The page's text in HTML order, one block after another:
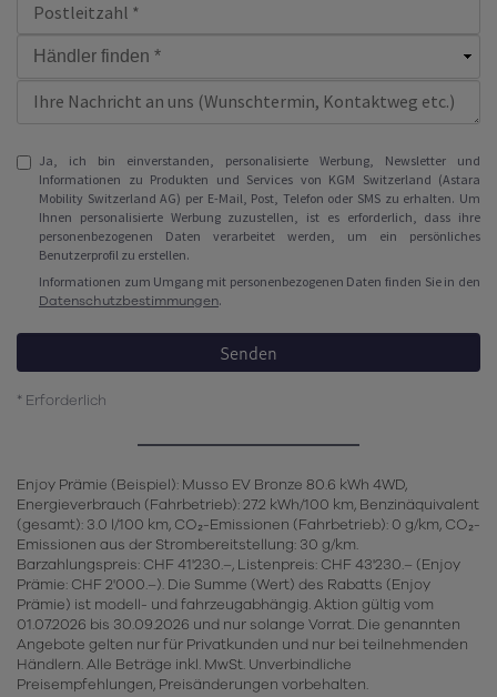
Ja, ich bin einverstanden, personalisierte Werbung, Newsletter und
Informationen zu Produkten und Services von KGM Switzerland (Astara
Mobility Switzerland AG) per E-Mail, Post, Telefon oder SMS zu erhalten. Um
Ihnen personalisierte Werbung zuzustellen, ist es erforderlich, dass ihre
personenbezogenen Daten verarbeitet werden, um ein persönliches
Benutzerprofil zu erstellen.
Informationen zum Umgang mit personenbezogenen Daten finden Sie in den
Datenschutzbestimmungen.
Senden
* Erforderlich
Enjoy Prämie (Beispiel): Musso EV Bronze 80.6 kWh 4WD,
Energieverbrauch (Fahrbetrieb): 27.2 kWh/100 km, Benzinäquivalent
(gesamt): 3.0 l/100 km, CO₂-Emissionen (Fahrbetrieb): 0 g/km, CO₂-
Emissionen aus der Strombereitstellung: 30 g/km.
Barzahlungspreis: CHF 41'230.–, Listenpreis: CHF 43'230.– (Enjoy
Prämie: CHF 2'000.–). Die Summe (Wert) des Rabatts (Enjoy
Prämie) ist modell- und fahrzeugabhängig. Aktion gültig vom
01.07.2026 bis 30.09.2026 und nur solange Vorrat. Die genannten
Angebote gelten nur für Privatkunden und nur bei teilnehmenden
Händlern. Alle Beträge inkl. MwSt. Unverbindliche
Preisempfehlungen, Preisänderungen vorbehalten.